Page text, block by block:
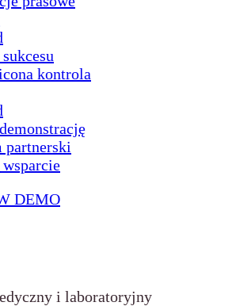
kontrola
partnerski
DEMO
i laboratoryjny